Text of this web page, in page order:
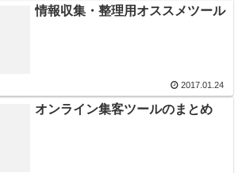
情報収集・整理用オススメツール
2017.01.24
オンライン集客ツールのまとめ